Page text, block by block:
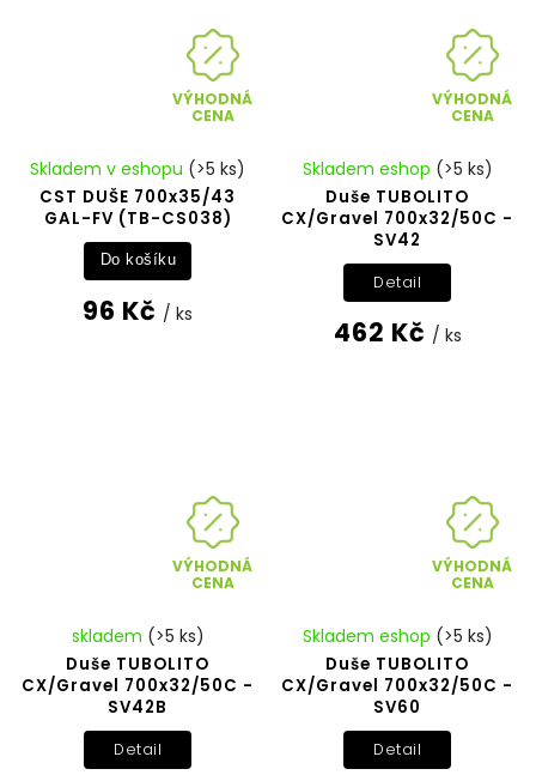
VÝHODNÁ
CENA
CST DUŠE 700x35/43
GAL-FV (TB-CS038)
Skladem v eshopu (>5 ks)
96 Kč / ks
Do košíku
VÝHODNÁ
CENA
Duše TUBOLITO
CX/Gravel 700x32/50C -
SV42
Skladem eshop (>5 ks)
462 Kč / ks
Detail
VÝHODNÁ
CENA
Duše TUBOLITO
CX/Gravel 700x32/50C -
SV42B
skladem (>5 ks)
Detail
VÝHODNÁ
CENA
Duše TUBOLITO
CX/Gravel 700x32/50C -
SV60
Skladem eshop (>5 ks)
Detail